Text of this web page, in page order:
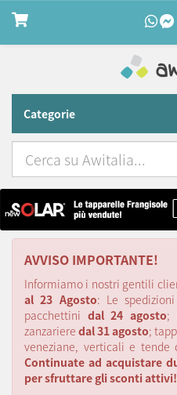
Categorie
Awitalia
AVVISO IMPORTANTE!
Informiamo i nostri gentili
al 23 Agosto: Le
pacchettini dal 24 agosto;
zanzariere dal 31 agosto;
veneziane, verticali e tende
Continuate ad acquistare
per sfruttare gli sconti attivi!